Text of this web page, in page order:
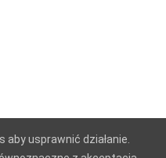
usprawnić działanie.